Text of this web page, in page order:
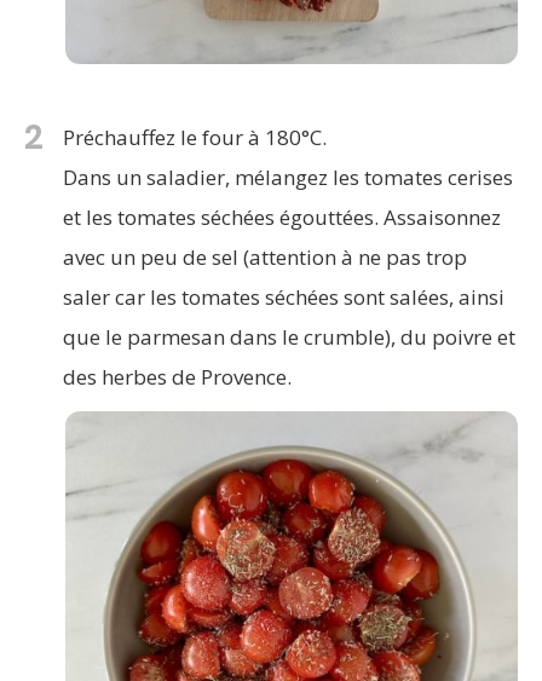
2
Préchauffez le four à 180°C.
Dans un saladier, mélangez les tomates cerises
et les tomates séchées égouttées. Assaisonnez
avec un peu de sel (attention à ne pas trop
saler car les tomates séchées sont salées, ainsi
que le parmesan dans le crumble), du poivre et
des herbes de Provence.